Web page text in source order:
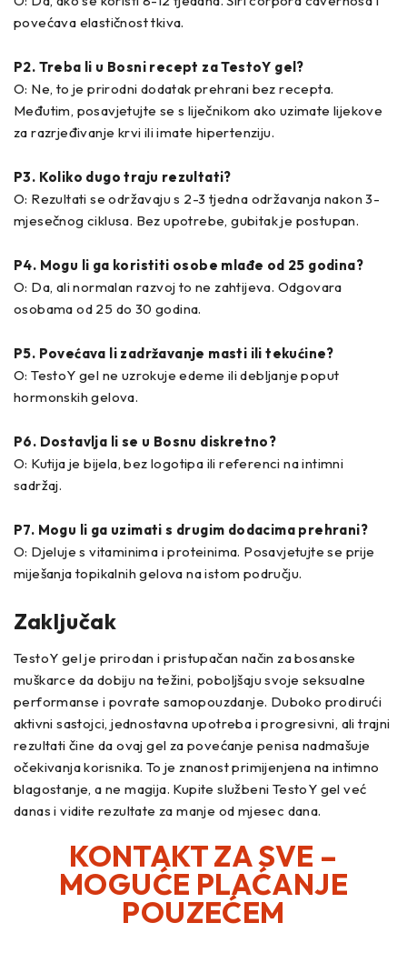
povećava elastičnost tkiva.
P2. Treba li u Bosni recept za TestoY gel?
O: Ne, to je prirodni dodatak prehrani bez recepta.
Međutim, posavjetujte se s liječnikom ako uzimate lijekove
za razrjeđivanje krvi ili imate hipertenziju.
P3. Koliko dugo traju rezultati?
O: Rezultati se održavaju s 2-3 tjedna održavanja nakon 3-
mjesečnog ciklusa. Bez upotrebe, gubitak je postupan.
P4. Mogu li ga koristiti osobe mlađe od 25 godina?
O: Da, ali normalan razvoj to ne zahtijeva. Odgovara
osobama od 25 do 30 godina.
P5. Povećava li zadržavanje masti ili tekućine?
O: TestoY gel ne uzrokuje edeme ili debljanje poput
hormonskih gelova.
P6. Dostavlja li se u Bosnu diskretno?
O: Kutija je bijela, bez logotipa ili referenci na intimni
sadržaj.
P7. Mogu li ga uzimati s drugim dodacima prehrani?
O: Djeluje s vitaminima i proteinima. Posavjetujte se prije
miješanja topikalnih gelova na istom području.
Zaključak
TestoY gel je prirodan i pristupačan način za bosanske
muškarce da dobiju na težini, poboljšaju svoje seksualne
performanse i povrate samopouzdanje. Duboko prodirući
aktivni sastojci, jednostavna upotreba i progresivni, ali trajni
rezultati čine da ovaj gel za povećanje penisa nadmašuje
očekivanja korisnika. To je znanost primijenjena na intimno
blagostanje, a ne magija. Kupite službeni TestoY gel već
danas i vidite rezultate za manje od mjesec dana.
KONTAKT ZA SVE –
MOGUĆE PLAĆANJE
POUZEĆEM